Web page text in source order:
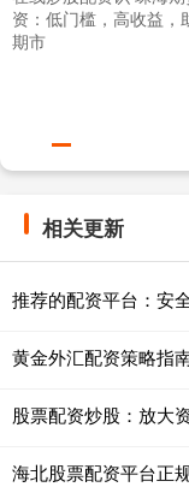
资：低门槛，高收益，
期市
相关更新
推荐的配资平台：安
黄金外汇配资策略指
股票配资炒股：放大
海北股票配资平台正